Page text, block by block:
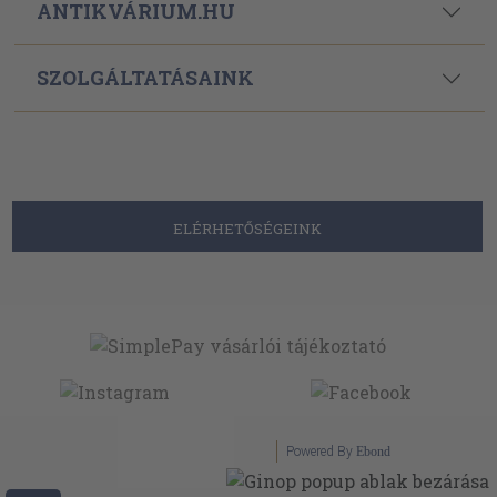
ANTIKVÁRIUM.HU
SZOLGÁLTATÁSAINK
ELÉRHETŐSÉGEINK
Powered By Ebond